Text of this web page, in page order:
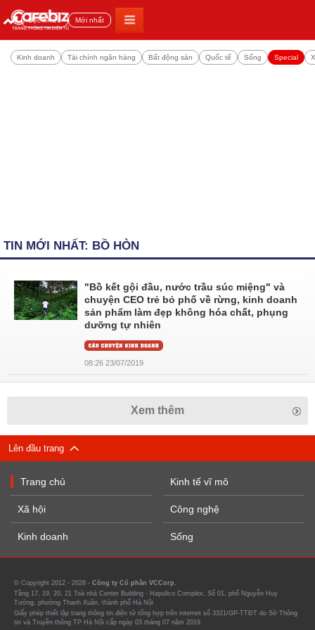
Đọc nhiều Mới nhất
Kinh doanh Tài chính ngân hàng Bất động sản Quốc tế Sống Special
TIN MỚI NHẤT: BỒ HÒN
"Bồ kết gội đầu, nước trầu súc miệng" và
chuyện CEO trẻ bỏ phố về rừng, kinh doanh
sản phẩm làm đẹp không hóa chất, phụng
dưỡng tự nhiên
08:26 23/07/2019
Xem thêm
Lên đầu trang
Trang chủ
Xã hội
Kinh doanh
Kinh tế vĩ mô
Công nghệ
Sống
© Copyright 2012 - 2026 - Công ty Cổ phần VCCorp.
Tầng 17, 19, 20, 21 Toà nhà Center Building - Hapulico Complex, Số 01, phố Nguyễn Huy
Tưởng, phường Thanh Xuân, thành phố Hà Nội
Giấy phép thiết lập trang thông tin điện tử tổng hợp trên internet số 3321/GP-TTĐT do Sở Thông
tin và Truyền thông TP Hà Nội cấp ngày 03 tháng 07 năm 2019.